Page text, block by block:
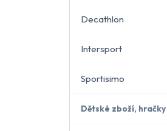
Decathlon
Intersport
Sportisimo
Dětské zboží, hračky